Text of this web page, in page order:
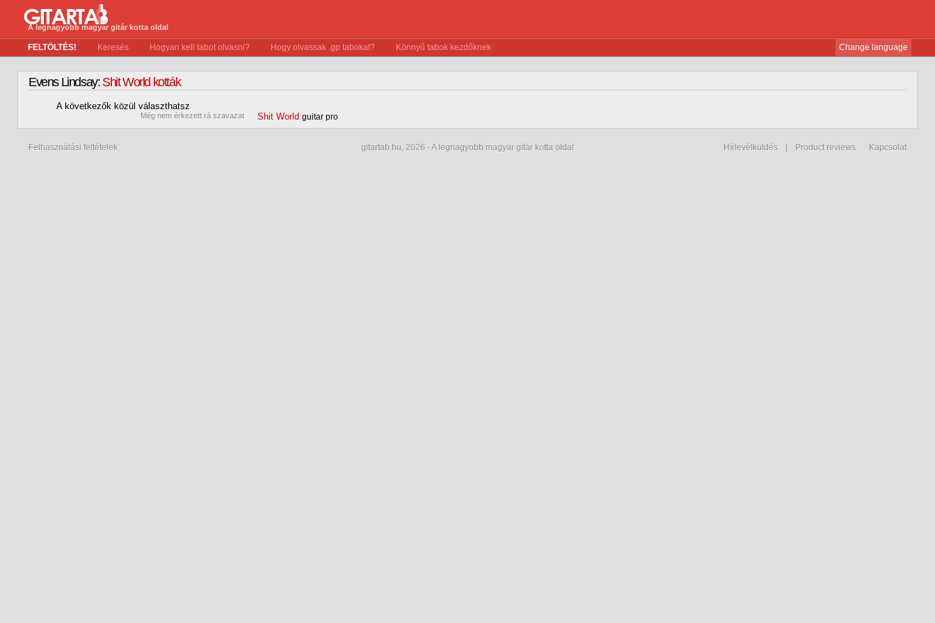
A legnagyobb magyar gitár kotta oldal
FELTÖLTÉS! Keresés Hogyan kell tabot olvasni? Hogy olvassak .gp tabokat? Könnyű tabok kezdőknek Change language
Evens Lindsay:Shit World kották
A következők közül választhatsz
Még nem érkezett rá szavazat Shit World guitar pro
Felhasználási feltételek Hírlevélküldés Product reviews Kapcsolat
gitartab.hu, 2026 - A legnagyobb magyar gitár kotta oldal